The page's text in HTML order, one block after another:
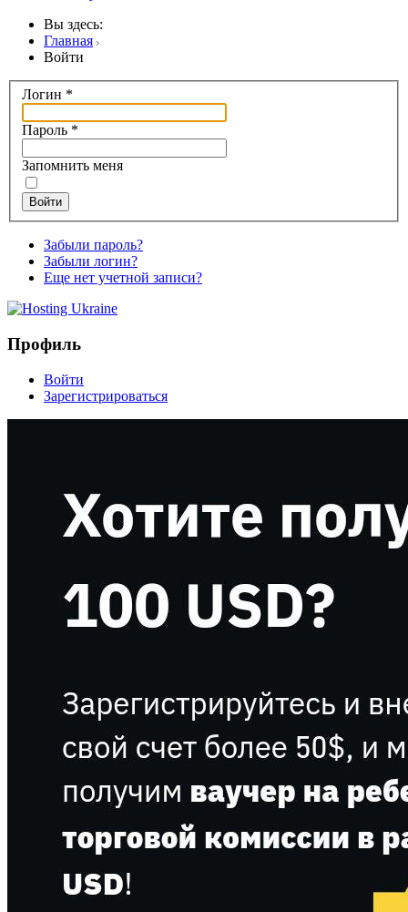
Вы здесь:
Главная
Войти
Логин *
Пароль *
Запомнить меня
Войти
Забыли пароль?
Забыли логин?
Еще нет учетной записи?
Профиль
Войти
Зарегистрироваться